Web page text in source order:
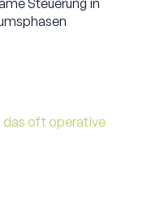
Steuerung in
das oft operative